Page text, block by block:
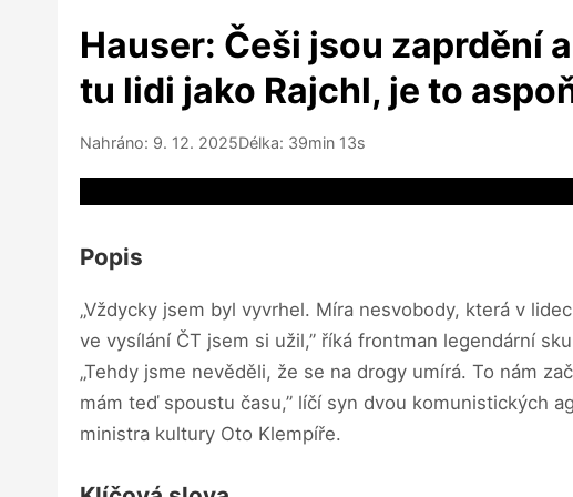
Hauser: Češi jsou zaprdění
tu lidi jako Rajchl, je to
Nahráno: 9. 12. 2025Délka: 39min 13s
Popis
„Vždycky jsem byl vyvrhel. Míra nesvobody, která v
ve vysílání ČT jsem si užil,” říká frontman legendární
„Tehdy jsme nevěděli, že se na drogy umírá. To nám
mám teď spoustu času,” líčí syn dvou komunistických
ministra kultury Oto Klempíře.